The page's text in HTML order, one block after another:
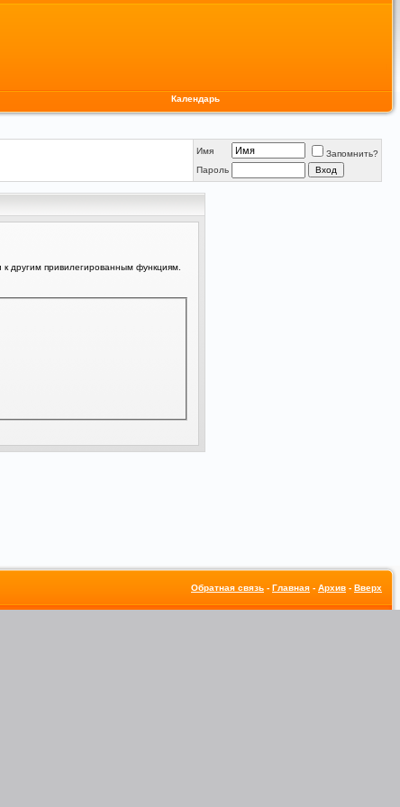
Календарь
Имя
Запомнить?
Пароль
другим привилегированным функциям.
Обратная связь - Главная - Архив - Вверх